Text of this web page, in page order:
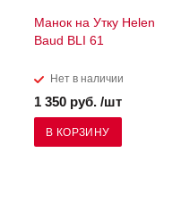
Манок на Утку Helen
Baud BLI 61
Нет в наличии
1 350 руб. /шт
В КОРЗИНУ